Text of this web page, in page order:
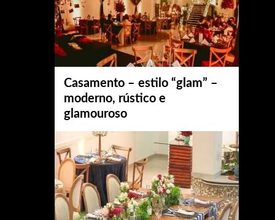
Casamento – estilo “glam” –
moderno, rústico e
glamouroso